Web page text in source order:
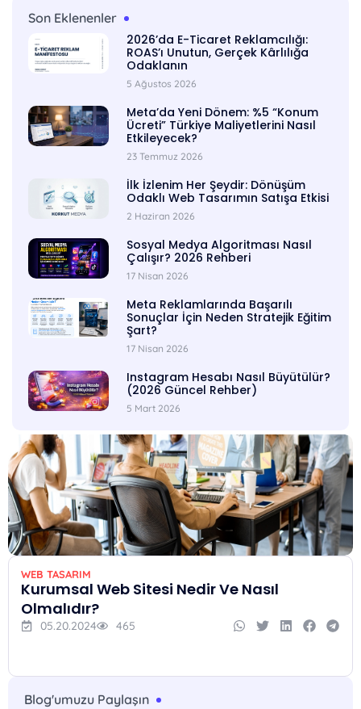
WEB TASARIM
Kurumsal Web Sitesi Nedir Ve Nasıl
Olmalıdır?
05.20.2024 465
Blog'umuzu Paylaşın
Son Eklenenler
2026’da E-Ticaret Reklamcılığı:
ROAS’ı Unutun, Gerçek Kârlılığa
Odaklanın
5 Ağustos 2026
Meta’da Yeni Dönem: %5 “Konum
Ücreti” Türkiye Maliyetlerini Nasıl
Etkileyecek?
23 Temmuz 2026
İlk İzlenim Her Şeydir: Dönüşüm
Odaklı Web Tasarımın Satışa Etkisi
2 Haziran 2026
Sosyal Medya Algoritması Nasıl
Çalışır? 2026 Rehberi
17 Nisan 2026
Meta Reklamlarında Başarılı
Sonuçlar İçin Neden Stratejik Eğitim
Şart?
17 Nisan 2026
Instagram Hesabı Nasıl Büyütülür?
(2026 Güncel Rehber)
5 Mart 2026